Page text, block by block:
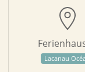
Lacanau